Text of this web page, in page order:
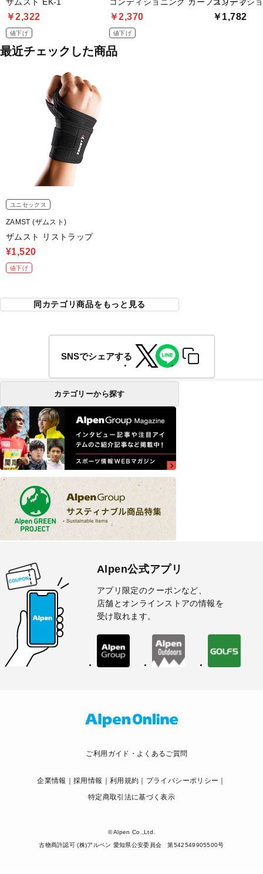
￥2,322
値下げ
￥2,370
値下げ
￥1,782
最近チェックした商品
ユニセックス
ZAMST (ザムスト)
ザムスト リストラップ
¥1,520
値下げ
同カテゴリ商品をもっと見る
SNSでシェアする
カテゴリーから探す
Alpen公式アプリ
アプリ限定のクーポンなど、
店舗とオンラインストアの情報を
受け取れます。
ご利用ガイド・よくあるご質問
企業情報 採用情報 利用規約
プライバシーポリシー
特定商取引法に基づく表示
© Alpen Co.,Ltd.
古物商許認可 (株)アルペン 愛知県公安委員会 第542549905500号